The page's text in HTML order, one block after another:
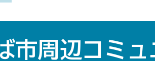
市周辺コミ